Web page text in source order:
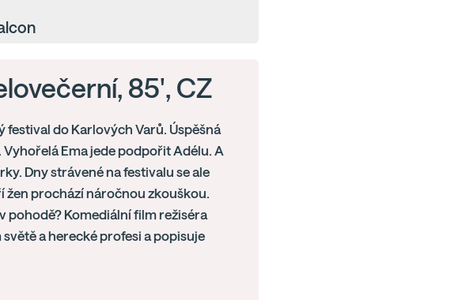
85', CZ
festival do Karlových Varů. Úspěšná
Ema jede podpořit Adélu. A
Dny strávené na festivalu se ale
žen prochází náročnou zkouškou.
pohodě? Komediální film režiséra
a herecké profesi a popisuje